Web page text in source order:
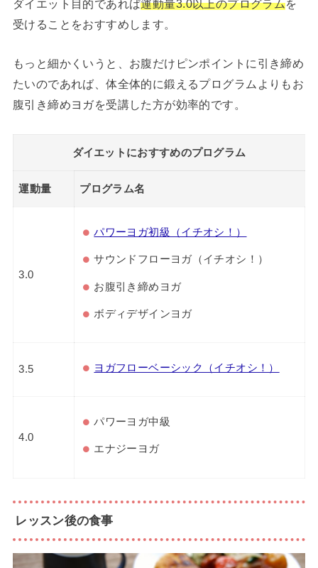
ダイエット目的であれば運動量3.0以上のプログラムを
受けることをおすすめします。
もっと細かくいうと、お腹だけピンポイントに引き締め
たいのであれば、体全体的に鍛えるプログラムよりもお
腹引き締めヨガを受講した方が効率的です。
ダイエットにおすすめのプログラム
運動量 プログラム名
3.0
パワーヨガ初級（イチオシ！）
サウンドフローヨガ（イチオシ！）
お腹引き締めヨガ
ボディデザインヨガ
3.5 ヨガフローベーシック（イチオシ！）
4.0
パワーヨガ中級
エナジーヨガ
レッスン後の食事